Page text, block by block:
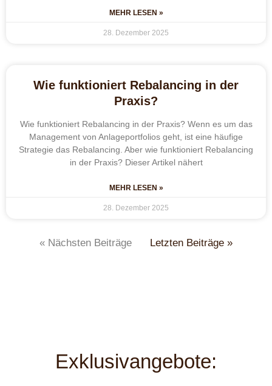
MEHR LESEN »
28. Dezember 2025
Wie funktioniert Rebalancing in der
Praxis?
Wie funktioniert Rebalancing in der Praxis? Wenn es um das
Management von Anlageportfolios geht, ist eine häufige
Strategie das Rebalancing. Aber wie funktioniert Rebalancing
in der Praxis? Dieser Artikel nähert
MEHR LESEN »
28. Dezember 2025
« Nächsten Beiträge Letzten Beiträge »
Exklusivangebote: